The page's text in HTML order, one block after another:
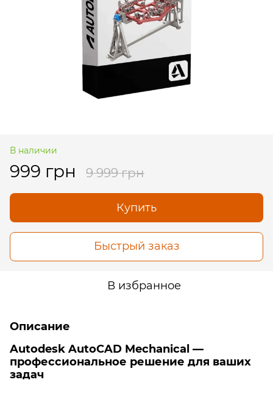
В наличии
999 грн 9 999 грн
Купить
Быстрый заказ
В избранное
Описание
Autodesk AutoCAD Mechanical —
профессиональное решение для ваших
задач